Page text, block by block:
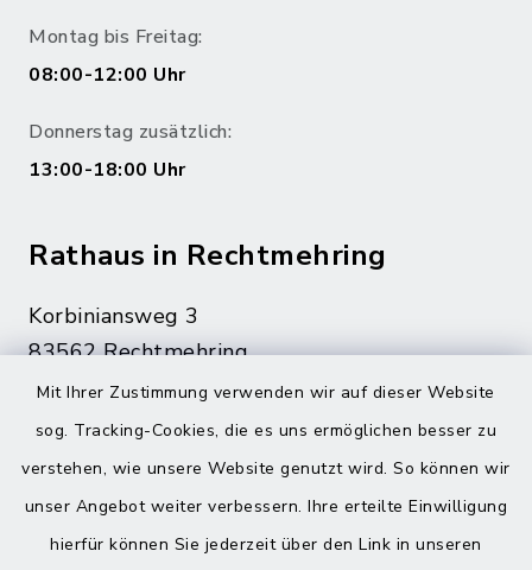
Mit Ihrer Zustimmung verwenden wir auf dieser Website
sog. Tracking-Cookies, die es uns ermöglichen besser zu
verstehen, wie unsere Website genutzt wird. So können wir
unser Angebot weiter verbessern. Ihre erteilte Einwilligung
hierfür können Sie jederzeit über den Link in unseren
Montag bis Freitag:
08:00-12:00 Uhr
Donnerstag zusätzlich:
13:00-18:00 Uhr
Rathaus in Rechtmehring
Korbiniansweg 3
83562 Rechtmehring
08076 499
08076 8595
poststelle@vg-maitenbeth.de